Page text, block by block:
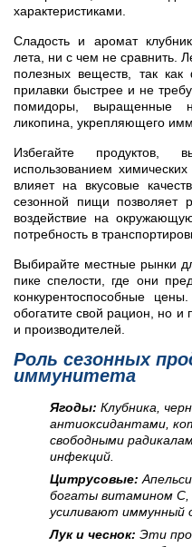
характеристиками.
Сладость и аромат
лета, ни с чем не сравнить.
полезных веществ, так
прилавки быстрее и не
помидоры, выращенные
ликопина, укрепляющего
Избегайте
использованием
влияет на вкусовые
сезонной пищи позволяет
воздействие на
потребность в
Выбирайте местные рынки
пике спелости, где они
конкурентоспособные
обогатите свой рацион, но
и производителей.
Роль сезонных
иммунитета
Ягоды: Клубника,
антиоксидантами,
свободными
инфекций.
Цитрусовые:
богаты витамином
усиливают иммунный
Лук и чеснок: Эти